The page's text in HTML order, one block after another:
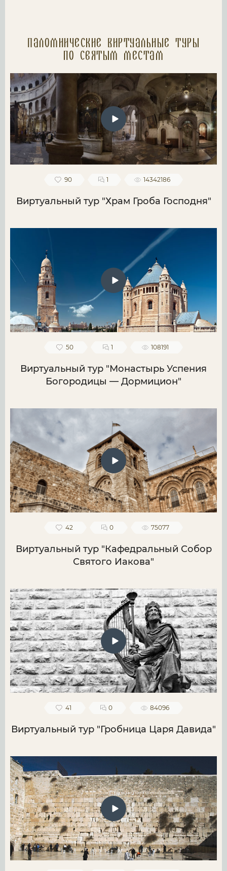
Паломнические Виртуальные туры
по святым местам
90 1 14342186
Виртуальный тур "Храм Гроба Господня"
50 1 108191
Виртуальный тур "Монастырь Успения
Богородицы — Дормицион"
42 0 75077
Виртуальный тур "Кафедральный Собор
Святого Иакова"
41 0 84096
Виртуальный тур "Гробница Царя Давида"